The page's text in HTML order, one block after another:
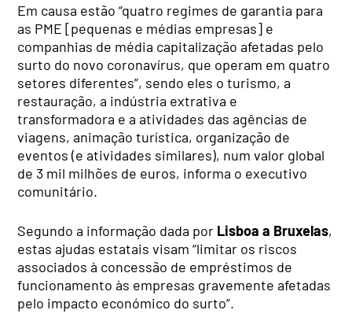
Em causa estão “quatro regimes de garantia para
as PME [pequenas e médias empresas] e
companhias de média capitalização afetadas pelo
surto do novo coronavírus, que operam em quatro
setores diferentes”, sendo eles o turismo, a
restauração, a indústria extrativa e
transformadora e a atividades das agências de
viagens, animação turística, organização de
eventos (e atividades similares), num valor global
de 3 mil milhões de euros, informa o executivo
comunitário.
Segundo a informação dada por Lisboa a Bruxelas,
estas ajudas estatais visam “limitar os riscos
associados à concessão de empréstimos de
funcionamento às empresas gravemente afetadas
pelo impacto económico do surto”.